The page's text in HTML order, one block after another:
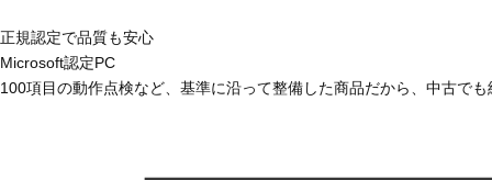
正規認定で品質も安心
Microsoft認定PC
100項目の動作点検など、基準に沿って整備した商品だから、中古で